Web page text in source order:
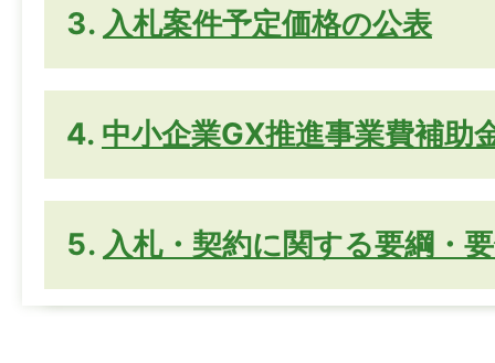
入札案件予定価格の公表
中小企業GX推進事業費補助
入札・契約に関する要綱・